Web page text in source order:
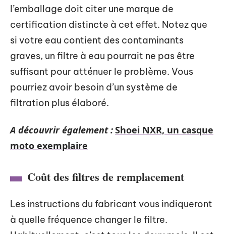
l’emballage doit citer une marque de
certification distincte à cet effet. Notez que
si votre eau contient des contaminants
graves, un filtre à eau pourrait ne pas être
suffisant pour atténuer le problème. Vous
pourriez avoir besoin d’un système de
filtration plus élaboré.
A découvrir également :Shoei NXR, un casque
moto exemplaire
Coût des filtres de remplacement
Les instructions du fabricant vous indiqueront
à quelle fréquence changer le filtre.